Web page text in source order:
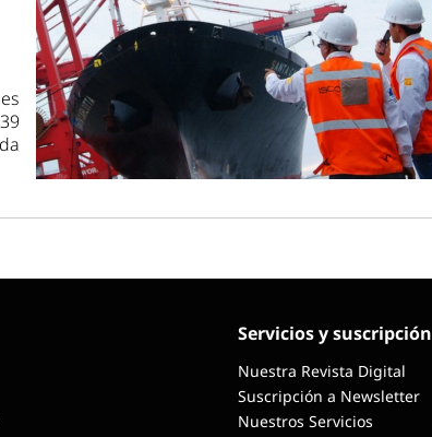
Servicios y suscripción
Nuestra Revista Digital
Suscripción a Newsletter
Nuestros Servicios